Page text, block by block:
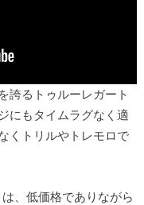
誇るトゥルーレガート
にもタイムラグなく適
くトリルやトレモロで
は、低価格でありながら